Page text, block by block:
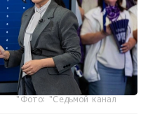
Фото: "Седьмой канал"